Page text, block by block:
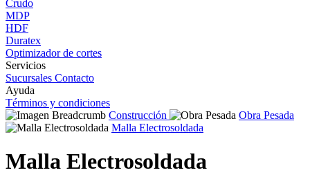
Crudo
MDP
HDF
Duratex
Optimizador de cortes
Servicios
Sucursales Contacto
Ayuda
Términos y condiciones
Construcción
Obra Pesada
Malla Electrosoldada
Malla Electrosoldada